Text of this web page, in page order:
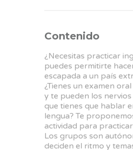
Contenido
¿Necesitas practicar
puedes permitirte
escapada a un país
¿Tienes un examen
y te pueden los
que tienes que hablar
lengua? Te
actividad para
Los grupos son
deciden el ritmo y